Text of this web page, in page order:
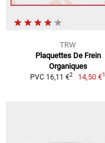
TRW
Plaquettes De Frein
Organiques
PVC 16,11 €2 14,50 €1